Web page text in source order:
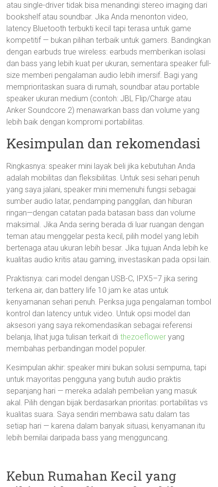
atau single-driver tidak bisa menandingi stereo imaging dari
bookshelf atau soundbar. Jika Anda menonton video,
latency Bluetooth terbukti kecil tapi terasa untuk game
kompetitif — bukan pilihan terbaik untuk gamers. Bandingkan
dengan earbuds true wireless: earbuds memberikan isolasi
dan bass yang lebih kuat per ukuran, sementara speaker full-
size memberi pengalaman audio lebih imersif. Bagi yang
memprioritaskan suara di rumah, soundbar atau portable
speaker ukuran medium (contoh: JBL Flip/Charge atau
Anker Soundcore 2) menawarkan bass dan volume yang
lebih baik dengan kompromi portabilitas.
Kesimpulan dan rekomendasi
Ringkasnya: speaker mini layak beli jika kebutuhan Anda
adalah mobilitas dan fleksibilitas. Untuk sesi sehari penuh
yang saya jalani, speaker mini memenuhi fungsi sebagai
sumber audio latar, pendamping panggilan, dan hiburan
ringan—dengan catatan pada batasan bass dan volume
maksimal. Jika Anda sering berada di luar ruangan dengan
teman atau menggelar pesta kecil, pilih model yang lebih
bertenaga atau ukuran lebih besar. Jika tujuan Anda lebih ke
kualitas audio kritis atau gaming, investasikan pada opsi lain.
Praktisnya: cari model dengan USB-C, IPX5–7 jika sering
terkena air, dan battery life 10 jam ke atas untuk
kenyamanan sehari penuh. Periksa juga pengalaman tombol
kontrol dan latency untuk video. Untuk opsi model dan
aksesori yang saya rekomendasikan sebagai referensi
belanja, lihat juga tulisan terkait dithezoeflower yang
membahas perbandingan model populer.
Kesimpulan akhir: speaker mini bukan solusi sempurna, tapi
untuk mayoritas pengguna yang butuh audio praktis
sepanjang hari — mereka adalah pembelian yang masuk
akal. Pilih dengan bijak berdasarkan prioritas: portabilitas vs
kualitas suara. Saya sendiri membawa satu dalam tas
setiap hari — karena dalam banyak situasi, kenyamanan itu
lebih bernilai daripada bass yang mengguncang.
Kebun Rumahan Kecil yang